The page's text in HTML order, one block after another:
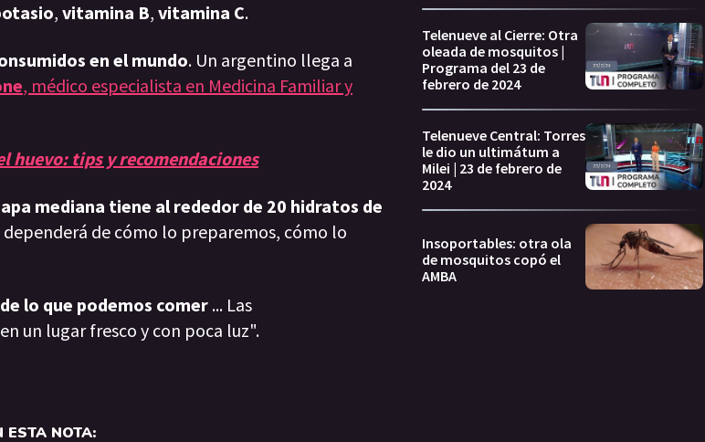
, vitamina B, vitamina C.
en el mundo. Un argentino llega a
, médico especialista en Medicina Familiar y
huevo: tips y recomendaciones
mediana tiene al rededor de 20 hidratos de
de cómo lo preparemos, cómo lo
lo que podemos comer ... Las
un lugar fresco y con poca luz".
ESTA NOTA:
Telenueve al Cierre: Otra
oleada de mosquitos |
Programa del 23 de
febrero de 2024
Telenueve Central: Torres
le dio un ultimátum a
Milei | 23 de febrero de
2024
Insoportables: otra ola
de mosquitos copó el
AMBA